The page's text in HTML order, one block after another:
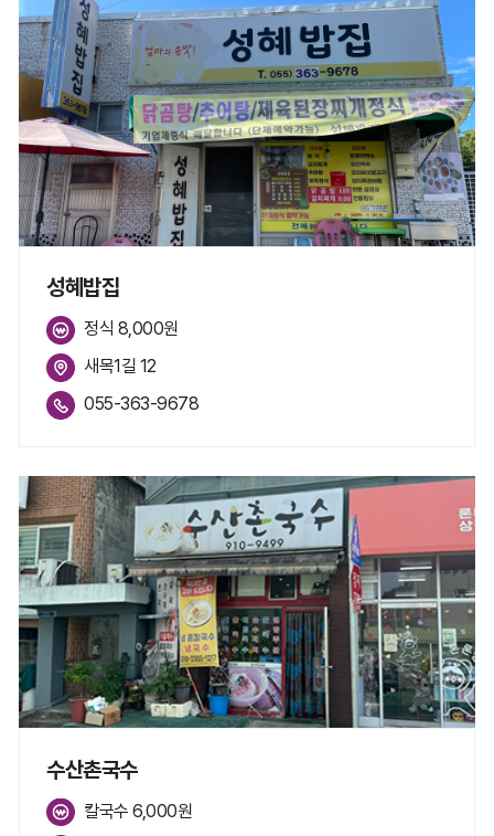
성혜밥집
정식 8,000원
새목1길 12
055-363-9678
수산촌국수
칼국수 6,000원